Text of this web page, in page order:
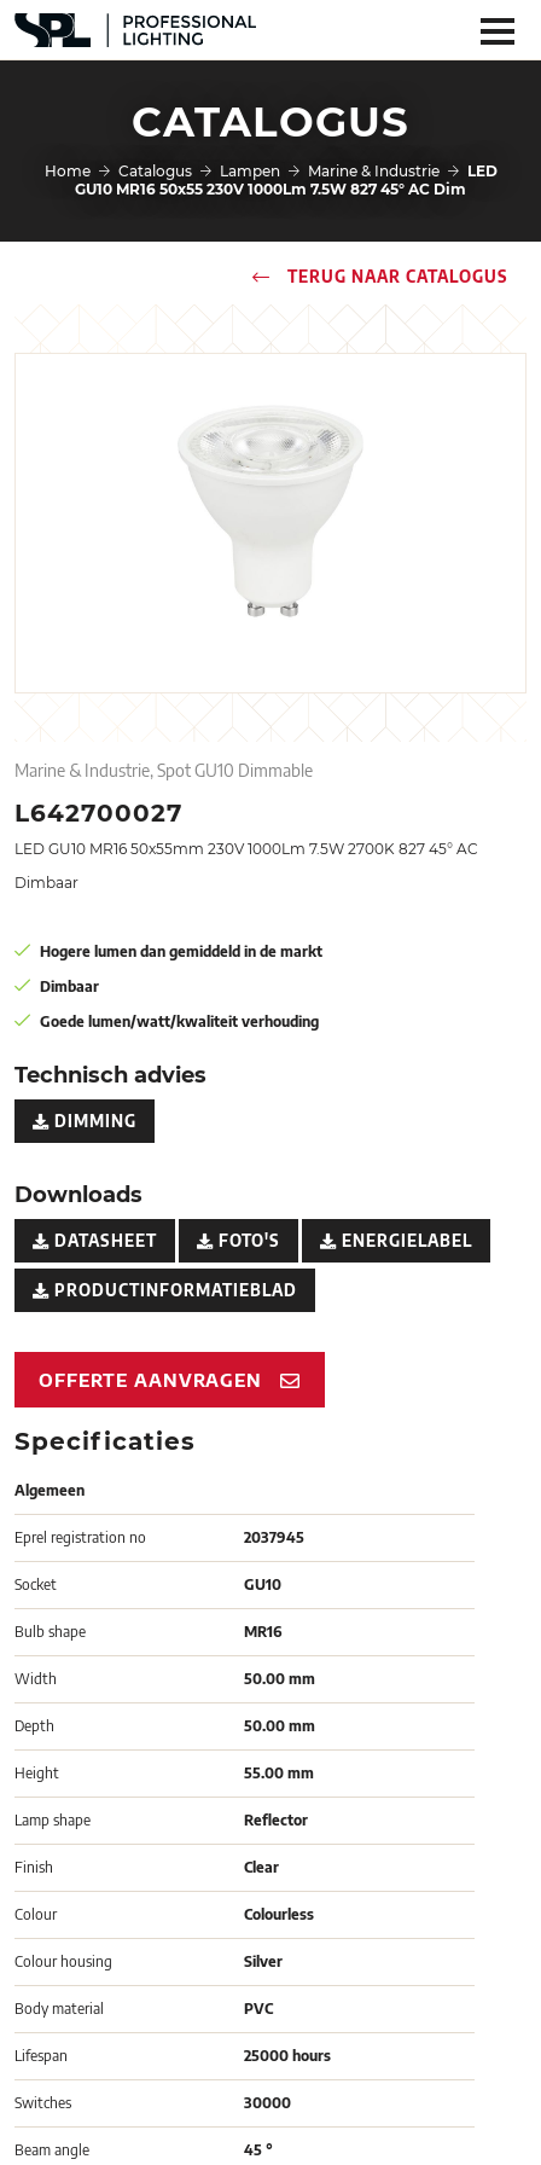
CATALOGUS
Home Catalogus Lampen Marine & Industrie
LED
GU10 MR16 50x55 230V 1000Lm 7.5W 827 45° AC Dim
TERUG NAAR CATALOGUS
Marine & Industrie, Spot GU10 Dimmable
L642700027
LED GU10 MR16 50x55mm 230V 1000Lm 7.5W 2700K 827 45° AC
Dimbaar
Hogere lumen dan gemiddeld in de markt
Dimbaar
Goede lumen/watt/kwaliteit verhouding
Technisch advies
DIMMING
Downloads
DATASHEET FOTO'S ENERGIELABEL
PRODUCTINFORMATIEBLAD
OFFERTE AANVRAGEN
Specificaties
Algemeen
Eprel registration no 2037945
Socket GU10
Bulb shape MR16
Width 50.00 mm
Depth 50.00 mm
Height 55.00 mm
Lamp shape Reflector
Finish Clear
Colour Colourless
Colour housing Silver
Body material PVC
Lifespan 25000 hours
Switches 30000
Beam angle 45 °